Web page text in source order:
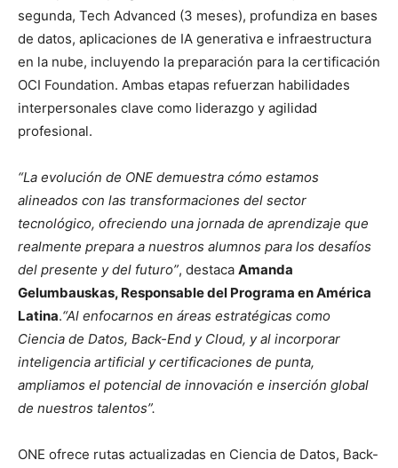
segunda, Tech Advanced (3 meses), profundiza en bases
de datos, aplicaciones de IA generativa e infraestructura
en la nube, incluyendo la preparación para la certificación
OCI Foundation. Ambas etapas refuerzan habilidades
interpersonales clave como liderazgo y agilidad
profesional.
“La evolución de ONE demuestra cómo estamos
alineados con las transformaciones del sector
tecnológico, ofreciendo una jornada de aprendizaje que
realmente prepara a nuestros alumnos para los desafíos
del presente y del futuro”, destaca Amanda
Gelumbauskas, Responsable del Programa en América
Latina.“Al enfocarnos en áreas estratégicas como
Ciencia de Datos, Back-End y Cloud, y al incorporar
inteligencia artificial y certificaciones de punta,
ampliamos el potencial de innovación e inserción global
de nuestros talentos”.
ONE ofrece rutas actualizadas en Ciencia de Datos, Back-